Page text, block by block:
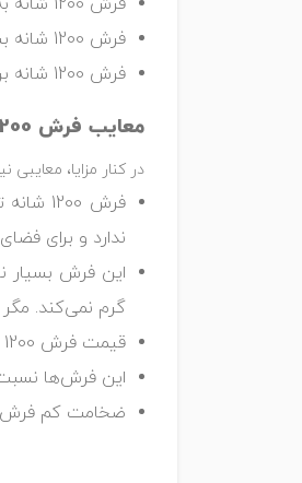
فرش 1200 شانه بسیار سبک است و شستن آن کار راحتی است. در واقع
فرش 1200 شانه برای پهن کردن در پذیرایی مناسب است تا فضا را زیباتر کند.
معایب فرش 1200 شانه
در کنار مزایا، معایبی نیز در فرش‌های 1200 شانه وجود دارد که باعث می‌شود موقع خرید
فرش
ندارد و برای
این فرش بسیار
گرم نمی‌کند. مگر
قیمت فرش 1200 شانه به دلیل نخی که در بافت آن استفاده می‌شود گران‌تر است.
این فرش‌ها نسبت
ضخامت کم فرش 1200 شانه به نحوی است که هنگام شستن فرش باید مراقب باشید که فرش دچار پارگی نشود.